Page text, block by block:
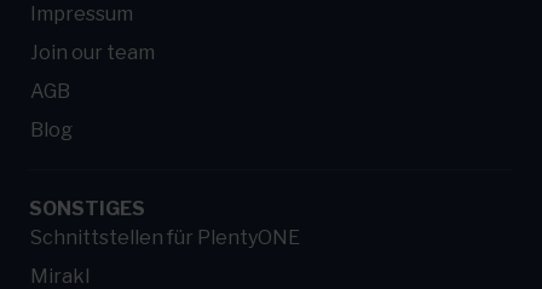
Impressum
Join our team
AGB
Blog
SONSTIGES
Schnittstellen für PlentyONE
Mirakl